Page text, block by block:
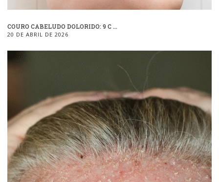
COURO CABELUDO DOLORIDO: 9 C ...
20 DE ABRIL DE 2026